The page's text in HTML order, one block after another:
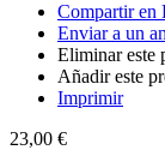
Compartir en
Enviar a un
Eliminar este
Añadir este
Imprimir
23,00 €